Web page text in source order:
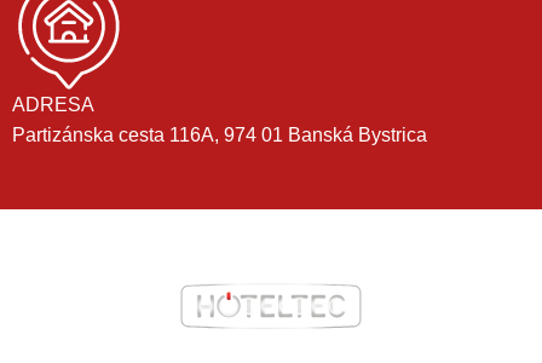
ADRESA
Partizánska cesta 116A, 974 01 Banská Bystrica